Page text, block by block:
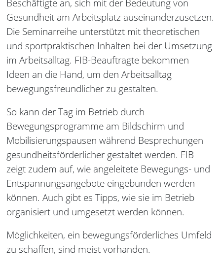
Beschäftigte an, sich mit der Bedeutung von
Gesundheit am Arbeitsplatz auseinanderzusetzen.
Die Seminarreihe unterstützt mit theoretischen
und sportpraktischen Inhalten bei der Umsetzung
im Arbeitsalltag. FIB-Beauftragte bekommen
Ideen an die Hand, um den Arbeitsalltag
bewegungsfreundlicher zu gestalten.
So kann der Tag im Betrieb durch
Bewegungsprogramme am Bildschirm und
Mobilisierungspausen während Besprechungen
gesundheitsförderlicher gestaltet werden. FIB
zeigt zudem auf, wie angeleitete Bewegungs- und
Entspannungsangebote eingebunden werden
können. Auch gibt es Tipps, wie sie im Betrieb
organisiert und umgesetzt werden können.
Möglichkeiten, ein bewegungsförderliches Umfeld
zu schaffen, sind meist vorhanden.